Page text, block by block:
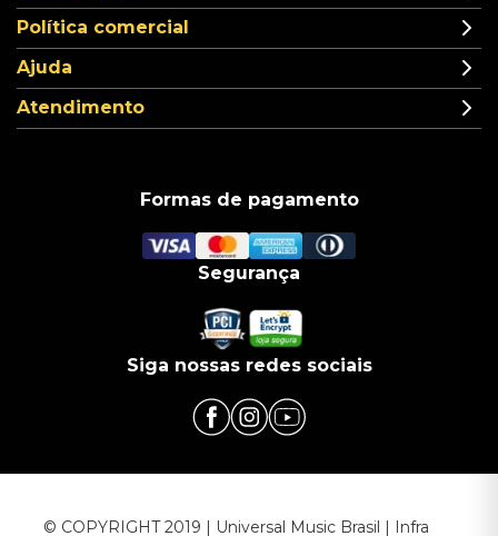
Política comercial
Ajuda
Atendimento
Formas de pagamento
Segurança
Siga nossas redes sociais
© COPYRIGHT 2019 | Universal Music Brasil | Infra